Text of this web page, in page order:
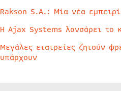
Rakson S.A.: Μία νέα
Η Ajax Systems λανσάρει το
Μεγάλες εταιρείες ζητούν
υπάρχουν